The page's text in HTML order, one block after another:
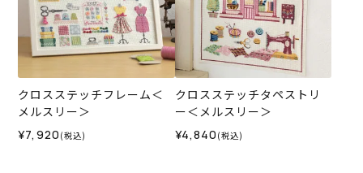
クロスステッチフレーム＜
メルスリー＞
¥7,920 (税込)
クロスステッチタペストリ
ー＜メルスリー＞
¥4,840 (税込)